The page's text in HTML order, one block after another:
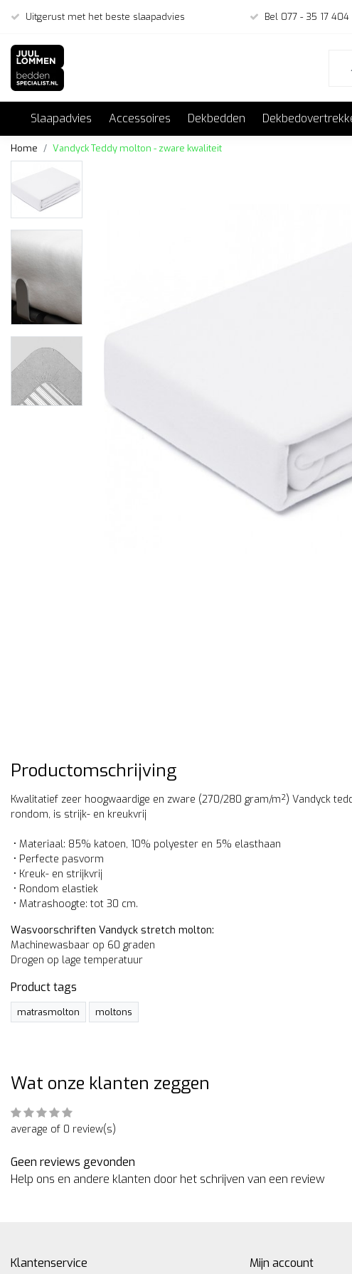
Uitgerust met het beste slaapadvies Bel 077 - 35 17 404
Slaapadvies Accessoires Dekbedden
Home Vandyck Teddy molton - zware kwaliteit
Productomschrijving
Kwalitatief zeer hoogwaardige en zware (270/280 gram/m²) Vandyck
rondom, is strijk- en kreukvrij
• Materiaal: 85% katoen, 10% polyester en 5% elasthaan
• Perfecte pasvorm
• Kreuk- en strijkvrij
• Rondom elastiek
• Matrashoogte: tot 30 cm.
Wasvoorschriften Vandyck stretch molton:
Machinewasbaar op 60 graden
Drogen op lage temperatuur
Product tags
matrasmolton moltons
Wat onze klanten zeggen
average of 0 review(s)
Geen reviews gevonden
Help ons en andere klanten door het schrijven van een review
Klantenservice Mijn account